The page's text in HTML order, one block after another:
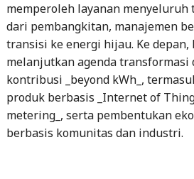
memperoleh layanan
dari pembangkitan, manajemen
transisi ke energi hijau. Ke depan,
melanjutkan agenda transformasi
kontribusi _beyond kWh_,
produk berbasis _Internet of
metering_, serta pembentukan
berbasis komunitas dan industri.